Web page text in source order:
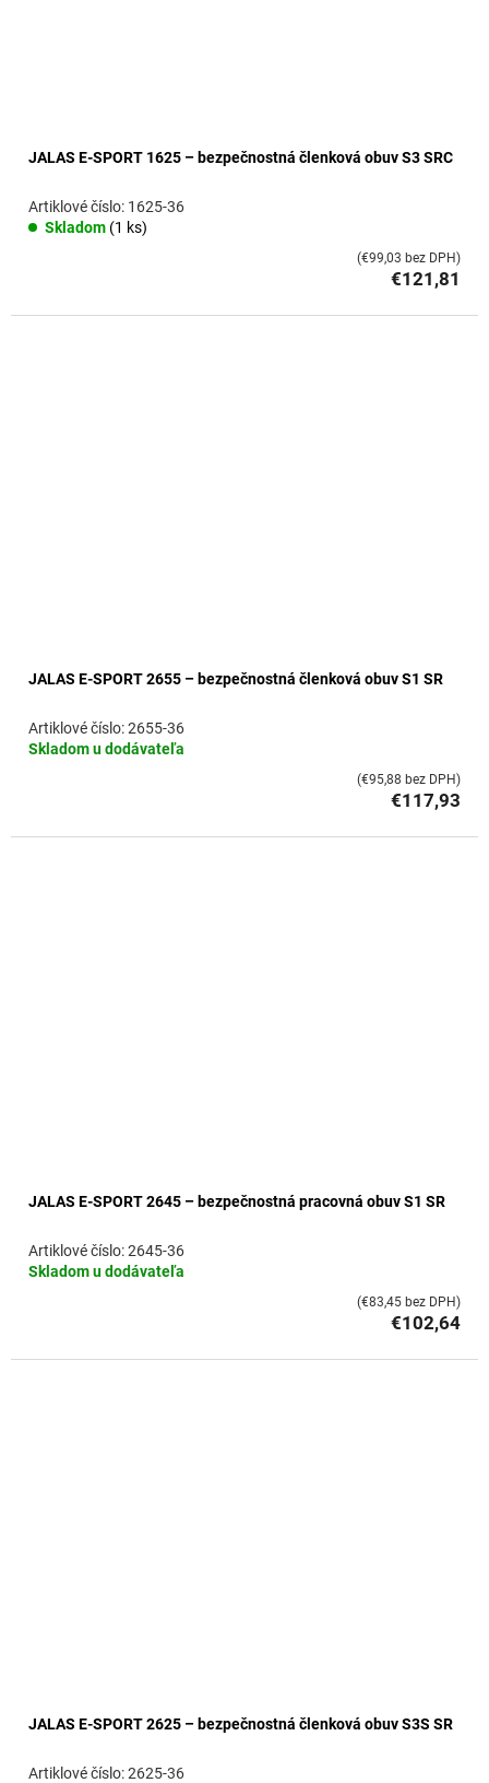
JALAS E-SPORT 1625 – bezpečnostná členková obuv S3 SRC
Skladom (1 ks)
1625-36
€121,81
(€99,03 bez DPH)
JALAS E-SPORT 2655 – bezpečnostná členková obuv S1 SR
Skladom u dodávateľa
2655-36
€117,93
(€95,88 bez DPH)
JALAS E-SPORT 2645 – bezpečnostná pracovná obuv S1 SR
Skladom u dodávateľa
2645-36
€102,64
(€83,45 bez DPH)
JALAS E-SPORT 2625 – bezpečnostná členková obuv S3S SR
2625-36